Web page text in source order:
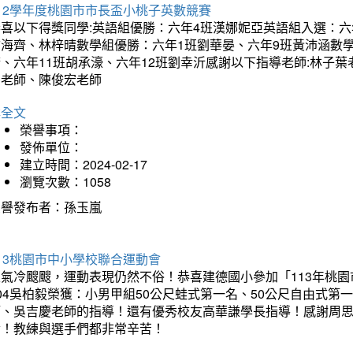
學年度桃園市市長盃小桃子英數競賽
以下得獎同學:英語組優勝：六年4班漢娜妮亞英語組入選：
齊、林梓晴數學組優勝：六年1班劉華晏、六年9班黃沛涵
六年11班胡承濠、六年12班劉幸沂感謝以下指導老師:林子
師、陳俊宏老師
文
榮譽事項：
發佈單位：
建立時間：2024-02-17
瀏覽次數：1058
發布者：孫玉嵐
桃園市中小學校聯合運動會
冷颼颼，運動表現仍然不俗！恭喜建德國小參加「113年桃
吳柏毅榮獲：小男甲組50公尺蛙式第一名、50公尺自由式第
吳吉慶老師的指導！還有優秀校友高華謙學長指導！感謝周
教練與選手們都非常辛苦！